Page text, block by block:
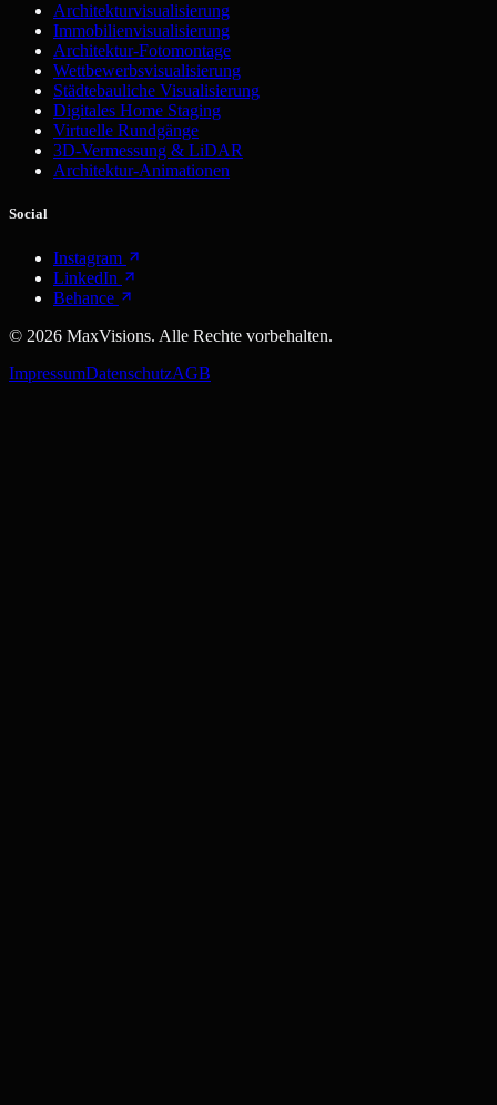
Architekturvisualisierung
Immobilienvisualisierung
Architektur-Fotomontage
Wettbewerbsvisualisierung
Städtebauliche Visualisierung
Digitales Home Staging
Virtuelle Rundgänge
3D-Vermessung & LiDAR
Architektur-Animationen
Social
Instagram
LinkedIn
Behance
© 2026 MaxVisions. Alle Rechte vorbehalten.
ImpressumDatenschutzAGB